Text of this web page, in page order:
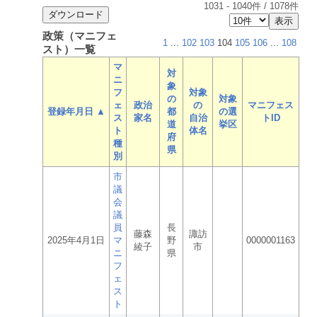
1031 - 1040件 / 1078件
政策（マニフェ
スト）一覧
1 ... 102 103 104 105 106 ... 108
登録年月日 ▲
マ
ニ
フ
ェ
ス
ト
種
別
政治
家名
対
象
の
都
道
府
県
対象
の
自治
体名
対象
の選
挙区
マニフェス
トID
2025年4月1日
市
議
会
議
員
マ
ニ
フ
ェ
ス
ト
藤森
綾子
長
野
県
諏訪
市
0000001163